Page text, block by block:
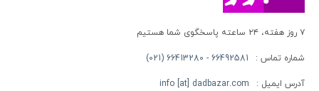
۷ روز هفته، ۲۴ ساعته پاسخگوی شما هستیم
شماره تماس : 66492581 - 66413280 (021)
آدرس ایمیل : info [at] dadbazar.com